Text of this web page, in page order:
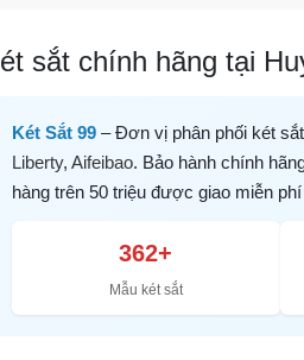
sắt chính hãng tại
Két Sắt 99– Đơn vị phân phối két
Liberty, Aifeibao. Bảo hành chính
hàng trên 50 triệu được giao miễn
362+
Mẫu két sắt